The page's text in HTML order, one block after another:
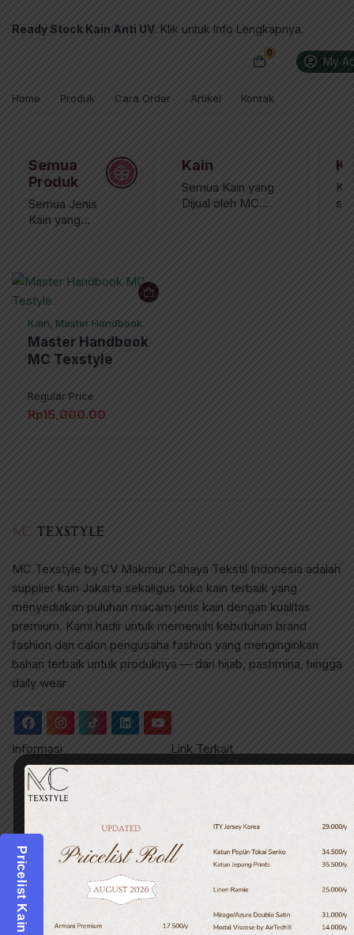
Ready Stock Kain Anti UV. Klik untuk Info Lengkapnya.
0
My
Home Produk Cara Order Artikel Kontak
Master Handbook
Semua
Produk
Semua Jenis
Kain yang
Kain
Semua Kain yang
Dijual oleh MC
Kain, Master Handbook
Master Handbook
MC Texstyle
Regular Price
Rp15,000.00
MC Texstyle by CV Makmur Cahaya Tekstil Indonesia adalah
supplier kain Jakarta sekaligus toko kain terbaik yang
menyediakan puluhan macam jenis kain dengan kualitas
premium. Kami hadir untuk memenuhi kebutuhan brand
fashion dan calon pengusaha fashion yang menginginkan
bahan terbaik untuk produknya — dari hijab, pashmina, hingga
daily wear
Informasi
Kain Katun Polin
Kain untuk Pashmina
Kain Linen
Kain Katun Jepang
Kain Jersey
Kain Satin Velvet
Link Terkait
Jenis Bahan Crinkle
Serat Flax / Linen
Jenis Kain Seragam
Pricelist Kain